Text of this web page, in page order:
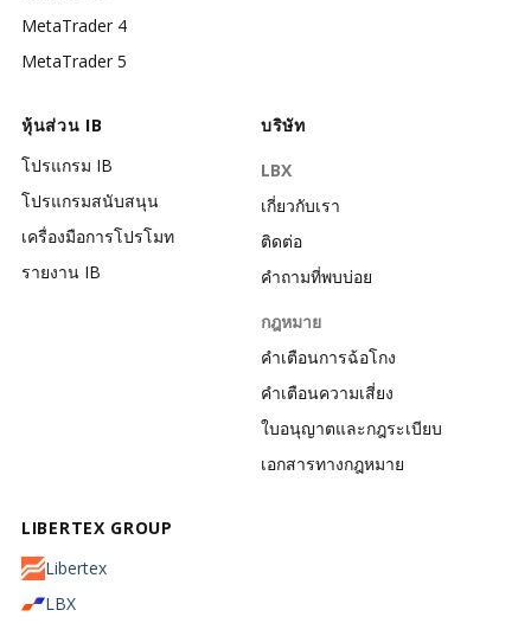
MetaTrader 4
MetaTrader 5
หุ้นส่วน IB
โปรแกรม IB
โปรแกรมสนับสนุน
เครื่องมือการโปรโมท
รายงาน IB
บริษัท
LBX
เกี่ยวกับเรา
ติดต่อ
คำถามที่พบบ่อย
กฎหมาย
คำเตือนการฉ้อโกง
คำเตือนความเสี่ยง
ใบอนุญาตและกฎระเบียบ
เอกสารทางกฎหมาย
LIBERTEX GROUP
Libertex
LBX